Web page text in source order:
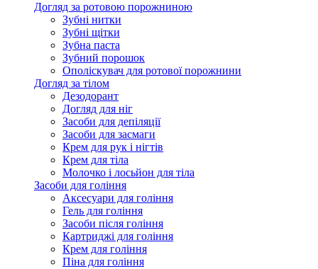
Догляд за ротовою порожниною
Зубні нитки
Зубні щітки
Зубна паста
Зубний порошок
Ополіскувач для ротової порожнини
Догляд за тілом
Дезодорант
Догляд для ніг
Засоби для депіляції
Засоби для засмаги
Крем для рук і нігтів
Крем для тіла
Молочко і лосьйон для тіла
Засоби для гоління
Аксесуари для гоління
Гель для гоління
Засоби після гоління
Картриджі для гоління
Крем для гоління
Піна для гоління